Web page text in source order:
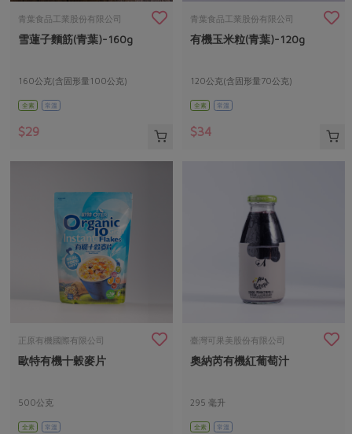
青葉食品工業股份有限公司
雪蓮子麵筋(青葉)-160g
160公克(含固形量100公克)
全素 常溫
$29
青葉食品工業股份有限公司
有機玉米粒(青葉)-120g
120公克(含固形量70公克)
全素 常溫
$34
正原有機國際有限公司
歐特有機十穀麥片
500公克
全素 常溫
臺灣可果美股份有限公司
奧納芮有機紅葡萄汁
295 毫升
全素 常溫